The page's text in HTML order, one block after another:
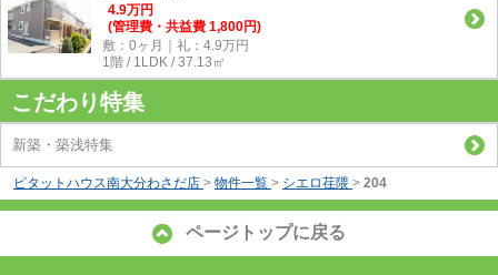
4.9万円
(管理費・共益費 1,800円)
敷：0ヶ月｜礼：4.9万円
1階 / 1LDK / 37.13㎡
こだわり特集
新築・築浅特集
ピタットハウス南大分わさだ店 > 物件一覧 > シエロ荏隈 > 204
ページトップに戻る